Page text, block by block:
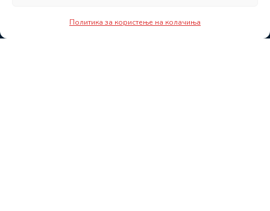
Политика за користење на колачиња